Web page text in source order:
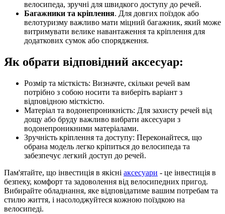
велосипеда, зручні для швидкого доступу до речей.
Багажники та кріплення. Для довгих поїздок або
велотуризму важливо мати міцний багажник, який може
витримувати велике навантаження та кріплення для
додаткових сумок або спорядження.
Як обрати відповідний аксесуар:
Розмір та місткість: Визначте, скільки речей вам
потрібно з собою носити та виберіть варіант з
відповідною місткістю.
Матеріал та водонепроникність: Для захисту речей від
дощу або бруду важливо вибрати аксесуари з
водонепроникними матеріалами.
Зручність кріплення та доступу: Переконайтеся, що
обрана модель легко кріпиться до велосипеда та
забезпечує легкий доступ до речей.
Пам'ятайте, що інвестиція в якісні аксесуари - це інвестиція в
безпеку, комфорт та задоволення від велосипедних пригод.
Вибирайте обладнання, яке відповідатиме вашим потребам та
стилю життя, і насолоджуйтеся кожною поїздкою на
велосипеді.